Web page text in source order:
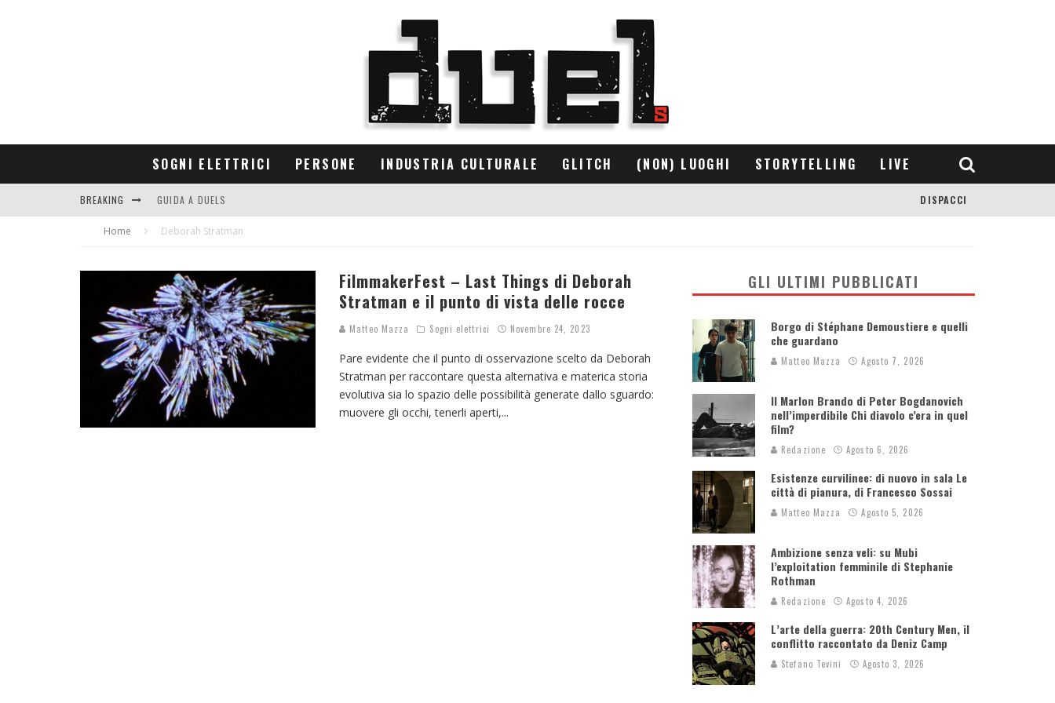
SOGNI ELETTRICI PERSONE INDUSTRIA CULTURALE GLITCH (NON) LUOGHI STORYTELLING LIVE
BREAKING GUIDA A DUELS
CONTRIBUTORS
DISPACCI
Home Deborah Stratman
FilmmakerFest – Last Things di Deborah
Stratman e il punto di vista delle rocce
Matteo Mazza Sogni elettrici Novembre 24, 2023
Pare evidente che il punto di osservazione scelto da Deborah
Stratman per raccontare questa alternativa e materica storia
evolutiva sia lo spazio delle possibilità generate dallo sguardo:
muovere gli occhi, tenerli aperti,...
GLI ULTIMI PUBBLICATI
Borgo di Stéphane Demoustiere e quelli
che guardano
Matteo Mazza Agosto 7, 2026
Il Marlon Brando di Peter Bogdanovich
nell’imperdibile Chi diavolo c’era in quel
film?
Redazione Agosto 6, 2026
Esistenze curvilinee: di nuovo in sala Le
città di pianura, di Francesco Sossai
Matteo Mazza Agosto 5, 2026
Ambizione senza veli: su Mubi
l’exploitation femminile di Stephanie
Rothman
Redazione Agosto 4, 2026
L’arte della guerra: 20th Century Men, il
conflitto raccontato da Deniz Camp
Stefano Tevini Agosto 3, 2026